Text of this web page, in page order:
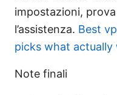
impostazioni,
l’assistenza. Best
picks what actually
Note finali